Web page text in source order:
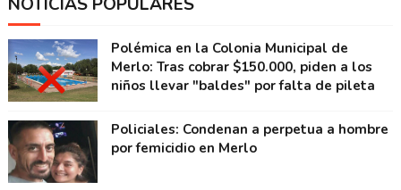
NOTICIAS POPULARES
Polémica en la Colonia Municipal de
Merlo: Tras cobrar $150.000, piden a los
niños llevar "baldes" por falta de pileta
Policiales: Condenan a perpetua a hombre
por femicidio en Merlo